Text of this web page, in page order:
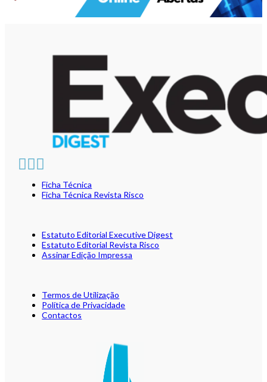
Ficha Técnica
Ficha Técnica Revista Risco
Estatuto Editorial Executive Digest
Estatuto Editorial Revista Risco
Assinar Edição Impressa
Termos de Utilização
Política de Privacidade
Contactos